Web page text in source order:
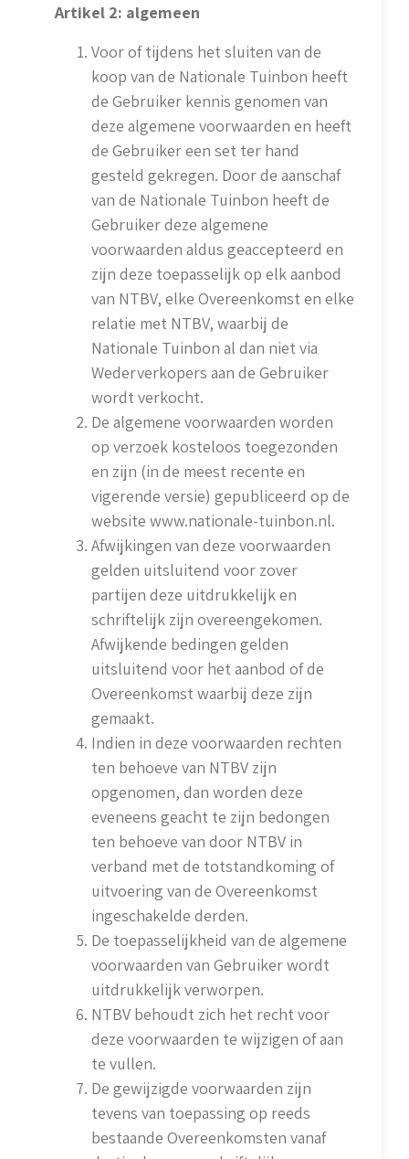
Artikel 2: algemeen
Voor of tijdens het sluiten van de
koop van de Nationale Tuinbon heeft
de Gebruiker kennis genomen van
deze algemene voorwaarden en heeft
de Gebruiker een set ter hand
gesteld gekregen. Door de aanschaf
van de Nationale Tuinbon heeft de
Gebruiker deze algemene
voorwaarden aldus geaccepteerd en
zijn deze toepasselijk op elk aanbod
van NTBV, elke Overeenkomst en elke
relatie met NTBV, waarbij de
Nationale Tuinbon al dan niet via
Wederverkopers aan de Gebruiker
wordt verkocht.
De algemene voorwaarden worden
op verzoek kosteloos toegezonden
en zijn (in de meest recente en
vigerende versie) gepubliceerd op de
website www.nationale-tuinbon.nl.
Afwijkingen van deze voorwaarden
gelden uitsluitend voor zover
partijen deze uitdrukkelijk en
schriftelijk zijn overeengekomen.
Afwijkende bedingen gelden
uitsluitend voor het aanbod of de
Overeenkomst waarbij deze zijn
gemaakt.
Indien in deze voorwaarden rechten
ten behoeve van NTBV zijn
opgenomen, dan worden deze
eveneens geacht te zijn bedongen
ten behoeve van door NTBV in
verband met de totstandkoming of
uitvoering van de Overeenkomst
ingeschakelde derden.
De toepasselijkheid van de algemene
voorwaarden van Gebruiker wordt
uitdrukkelijk verworpen.
NTBV behoudt zich het recht voor
deze voorwaarden te wijzigen of aan
te vullen.
De gewijzigde voorwaarden zijn
tevens van toepassing op reeds
bestaande Overeenkomsten vanaf